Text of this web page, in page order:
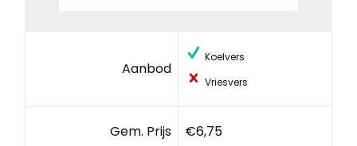
Aanbod
Koelvers
Vriesvers
Gem. Prijs €6,75